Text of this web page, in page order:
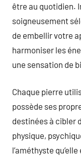
être au quotidien.
soigneusement
de embellir votre
harmoniser les
une sensation de
Chaque pierre
possède ses
destinées à cibler
physique,
l’améthyste